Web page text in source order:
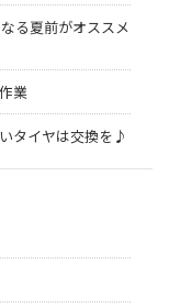
る夏前がオススメ
業
タイヤは交換を♪